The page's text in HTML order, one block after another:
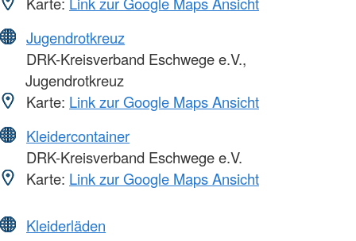
Jugendrotkreuz
DRK-Kreisverband Eschwege e.V.,
Jugendrotkreuz
Karte: Link zur Google Maps Ansicht
Kleidercontainer
DRK-Kreisverband Eschwege e.V.
Karte: Link zur Google Maps Ansicht
Kleiderläden